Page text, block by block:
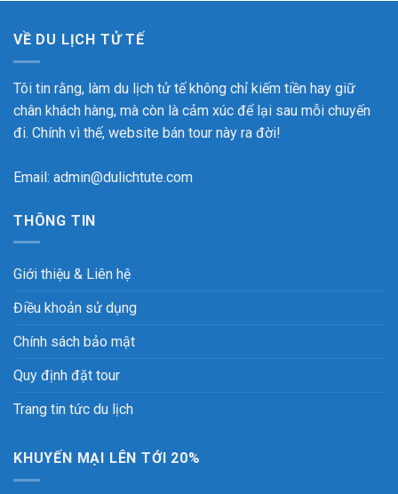
VỀ DU LỊCH TỬ TẾ
Tôi tin rằng, làm du lịch tử tế không chỉ kiếm tiền hay giữ
chân khách hàng, mà còn là cảm xúc để lại sau mỗi chuyến
đi. Chính vì thế, website bán tour này ra đời!
Email: admin@dulichtute.com
THÔNG TIN
Giới thiệu & Liên hệ
Điều khoản sử dụng
Chính sách bảo mật
Quy định đặt tour
Trang tin tức du lịch
KHUYẾN MẠI LÊN TỚI 20%